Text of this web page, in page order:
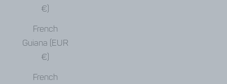
€)
French
Guiana (EUR
€)
French